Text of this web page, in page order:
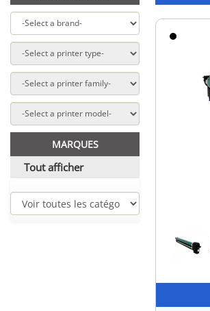
MARQUES
Tout afficher